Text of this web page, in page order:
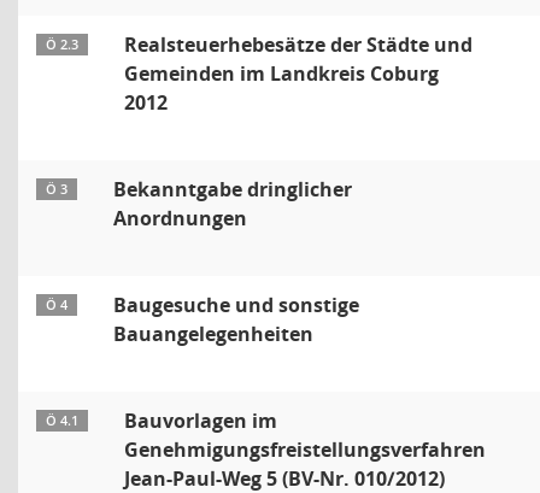
Ö 2.3
Realsteuerhebesätze der Städte und
Gemeinden im Landkreis Coburg
2012
Ö 3
Bekanntgabe dringlicher
Anordnungen
Ö 4
Baugesuche und sonstige
Bauangelegenheiten
Ö 4.1
Bauvorlagen im
Genehmigungsfreistellungsverfahren
Jean-Paul-Weg 5 (BV-Nr. 010/2012)